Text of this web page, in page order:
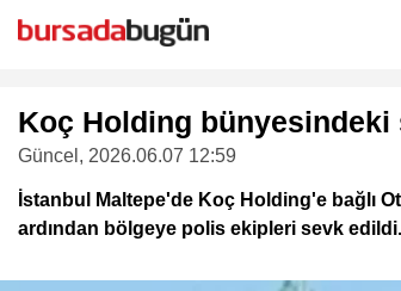
Koç Holding bünyesindeki
Güncel , 2026.06.07 12:59
İstanbul Maltepe'de Koç Holding'e bağlı
ardından bölgeye polis ekipleri sevk